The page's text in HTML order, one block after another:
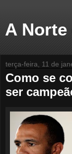
A Norte
terça-feira, 11 de
Como se
ser